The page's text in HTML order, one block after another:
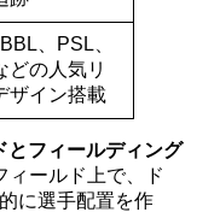
、PSL、
どの人気リ
ザイン搭載
とフィールディング
ィールド上で、ド
に選手配置を作